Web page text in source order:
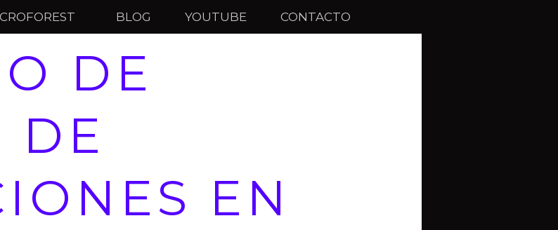
BLOG YOUTUBE CONTACTO
DE
DE
EN